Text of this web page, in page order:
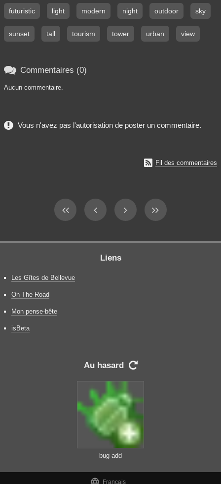
futuristic light modern night outdoor sky
sunset tall tourism tower urban view
 Commentaires (0)
Aucun commentaire.
Vous n'avez pas l'autorisation de poster un commentaire.
 Fil des commentaires
Liens
Les Gîtes de Bellevue
On The Road
Mon pense-bête
isBeta
Au hasard 
bug add
 Français